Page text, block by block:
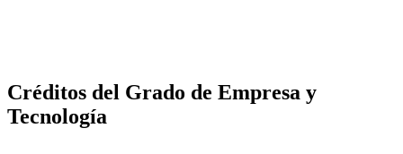
Créditos del Grado de Empresa y
Tecnología